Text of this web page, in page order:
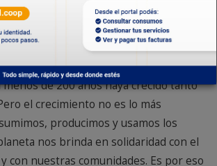
Y como dijo el presidente de la
Internacional, que por primera vez
el señor Ariel Guarco, “Probablemente
económico, social y político en
de 200 años haya crecido tanto
el crecimiento no es lo más
producimos y usamos los
nos brinda en solidaridad con el
con nuestras comunidades. Es por eso